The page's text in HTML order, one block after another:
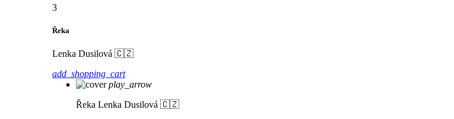
3
Řeka
Lenka Dusilová 🇨🇿
add_shopping_cart
play_arrow
Řeka Lenka Dusilová 🇨🇿